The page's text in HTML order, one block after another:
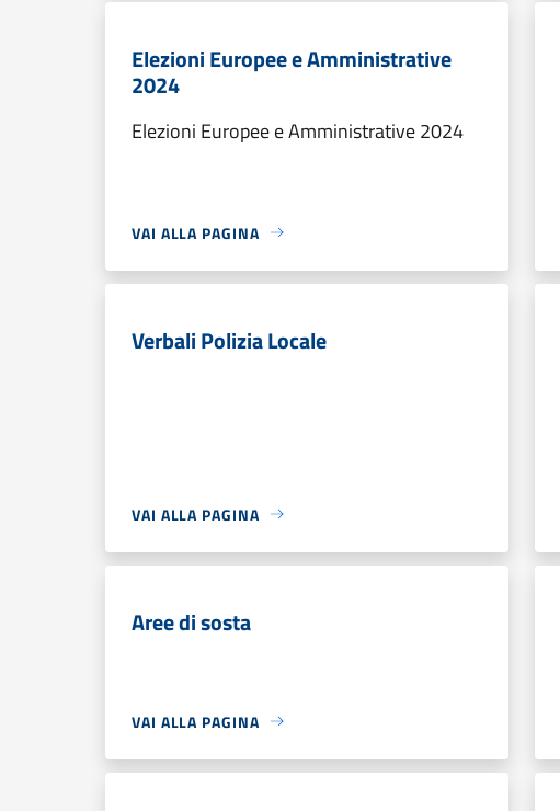
Elezioni Europee e Amministrative
2024
Elezioni Europee e Amministrative 2024
VAI ALLA PAGINA
Verbali Polizia Locale
VAI ALLA PAGINA
Aree di sosta
VAI ALLA PAGINA